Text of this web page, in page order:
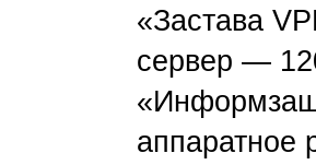
«Застава
сервер —
аппаратное